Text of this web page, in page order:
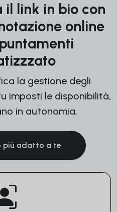
il link in bio con
online
la gestione degli
imposti le disponibilità,
in autonomia.
più adatto a te